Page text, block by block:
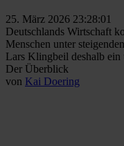
25. März 2026 23:28:01
Deutschlands Wirtschaft
Menschen unter
Lars Klingbeil deshalb ein
Der Überblick
von Kai Doering